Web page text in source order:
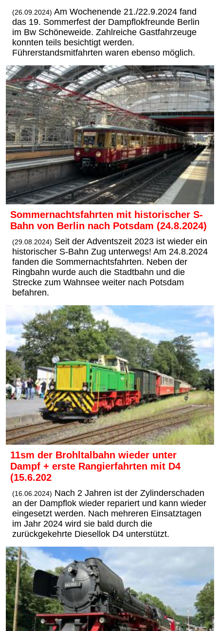
(26.09.2024) Am Wochenende 21./22.9.2024 fand
das 19. Sommerfest der Dampflokfreunde Berlin
im Bw Schöneweide. Zahlreiche Gastfahrzeuge
konnten teils besichtigt werden.
Führerstandsmitfahrten waren ebenso möglich.
Sommernachtsfahrten mit historischer S-
Bahn von Berlin nach Potsdam (24.8.2024)
(29.08.2024) Seit der Adventszeit 2023 ist wieder ein
historischer S-Bahn Zug unterwegs! Am 24.8.2024
fanden die Sommernachtsfahrten. Neben der
Ringbahn wurde auch die Stadtbahn und die
Strecke zum Wahnsee weiter nach Potsdam
befahren.
11sm der Brohltalbahn wieder unter
Dampf + erste Rangierfahrten mit D4
(15.6.202
(16.06.2024) Nach 2 Jahren ist der Zylinderschaden
an der Dampflok wieder repariert und kann wieder
eingesetzt werden. Nach mehreren Einsatztagen
im Jahr 2024 wird sie bald durch die
zurückgekehrte Diesellok D4 unterstützt.